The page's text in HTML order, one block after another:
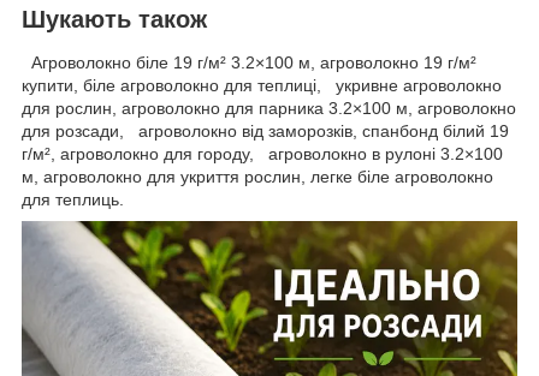
Шукають також
Агроволокно біле 19 г/м² 3.2×100 м, агроволокно 19 г/м²
купити, біле агроволокно для теплиці, укривне агроволокно
для рослин, агроволокно для парника 3.2×100 м, агроволокно
для розсади, агроволокно від заморозків, спанбонд білий 19
г/м², агроволокно для городу, агроволокно в рулоні 3.2×100
м, агроволокно для укриття рослин, легке біле агроволокно
для теплиць.